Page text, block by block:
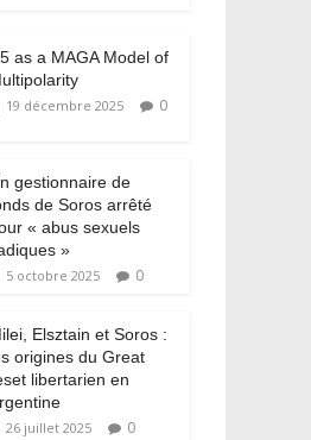
as a MAGA Model of
19 décembre 2025 0
gestionnaire de
de Soros arrêté
« abus sexuels
»
5 octobre 2025 0
Elsztain et Soros :
origines du Great
libertarien en
26 juillet 2025 0